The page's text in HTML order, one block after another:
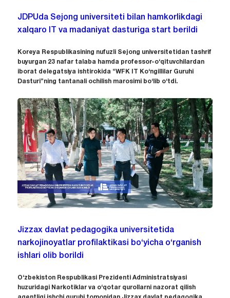
JDPUda Sejong universiteti bilan hamkorlikdagi
xalqaro IT va madaniyat dasturiga start berildi
Koreya Respublikasining nufuzli Sejong universitetidan tashrif
buyurgan 23 nafar talaba hamda professor-o‘qituvchilardan
iborat delegatsiya ishtirokida “WFK IT Ko‘ngillilar Guruhi
Dasturi”ning tantanali ochilish marosimi bo‘lib o‘tdi.
Jizzax davlat pedagogika universitetida
narkojinoyatlar profilaktikasi bo‘yicha o‘rganish
ishlari olib borildi
O‘zbekiston Respublikasi Prezidenti Administratsiyasi
huzuridagi Narkotiklar va o‘qotar qurollarni nazorat qilish